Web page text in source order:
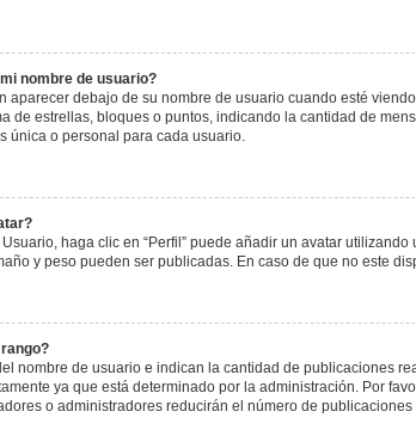
nombre de usuario?
aparecer debajo de su nombre de usuario cuando esté
de estrellas, bloques o puntos, indicando la cantidad de
única o personal para cada usuario.
haga clic en “Perfil” puede añadir un avatar
y peso pueden ser publicadas. En caso de que no este
nombre de usuario e indican la cantidad de publicaciones
ya que está determinado por la administración. Por
o administradores reducirán el número de